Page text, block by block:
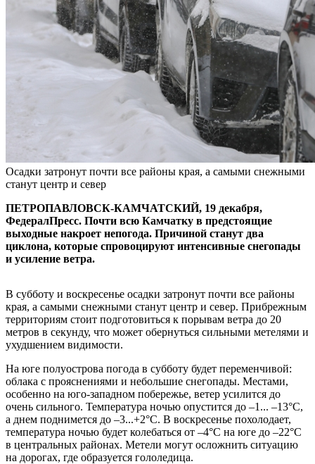
Осадки затронут почти все районы края, а самыми снежными
станут центр и север
ПЕТРОПАВЛОВСК-КАМЧАТСКИЙ, 19 декабря,
ФедералПресс. Почти всю Камчатку в предстоящие
выходные накроет непогода. Причиной станут два
циклона, которые спровоцируют интенсивные снегопады
и усиление ветра.
В субботу и воскресенье осадки затронут почти все районы
края, а самыми снежными станут центр и север. Прибрежным
территориям стоит подготовиться к порывам ветра до 20
метров в секунду, что может обернуться сильными метелями и
ухудшением видимости.
На юге полуострова погода в субботу будет переменчивой:
облака с прояснениями и небольшие снегопады. Местами,
особенно на юго-западном побережье, ветер усилится до
очень сильного. Температура ночью опустится до –1... –13°C,
а днем поднимется до –3...+2°C. В воскресенье похолодает,
температура ночью будет колебаться от –4°C на юге до –22°C
в центральных районах. Метели могут осложнить ситуацию
на дорогах, где образуется гололедица.